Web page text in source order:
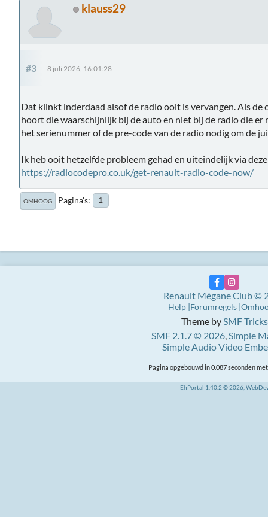
klauss29
#3 8 juli 2026, 16:01:28
Dat klinkt inderdaad alsof de radio ooit is vervangen. Als de
hoort die waarschijnlijk bij de auto en niet bij de radio die er
het serienummer of de pre-code van de radio nodig om de
Ik heb ooit hetzelfde probleem gehad en uiteindelijk via
https://radiocodepro.co.uk/get-renault-radio-code-now/
OMHOOG Pagina's 1
Theme bySMF Tricks
SMF 2.1.7 © 2026,Simple
Simple Audio Video
Renault Mégane Club ©
Help Forumregels
Pagina opgebouwd in 0.087 seconden
EhPortal 1.40.2 © 2026,